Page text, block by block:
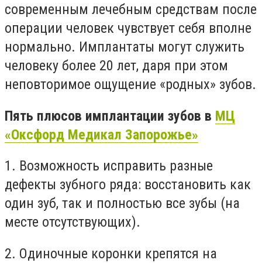
современным лечебным средствам после
операции человек чувствует себя вполне
нормально. Имплантаты могут служить
человеку более 20 лет, даря при этом
неповторимое ощущение «родных» зубов.
Пять плюсов имплантации зубов в МЦ
«Оксфорд Медикал Запорожье»
1. Возможность исправить разные
дефекты зубного ряда: восстановить как
один зуб, так и полностью все зубы (на
месте отсутствующих).
2. Одиночные коронки крепятся на